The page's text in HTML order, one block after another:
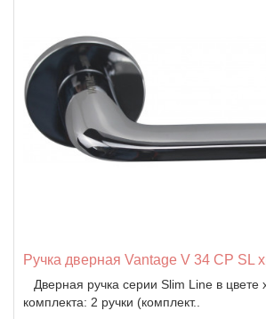
Ручка дверная Vantage V 34 CP SL
Дверная ручка серии Slim Line в цвете
комплекта: 2 ручки (комплект..